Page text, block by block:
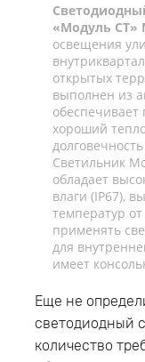
«Модуль СТ»
освещения
открытых
выполнен из
обеспечивает
хороший
Светильник
обладает
влаги (IP67),
температур от
применять
для
имеет
8-10 метров.
применяется
«Аргос»
Еще не
светодиодный
количество